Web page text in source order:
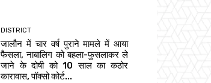
DISTRICT
जालौन में चार वर्ष पुराने मामले में आया
फैसला, नाबालिग को बहला-फुसलाकर ले
जाने के दोषी को 10 साल का कठोर
कारावास, पॉक्सो कोर्ट...